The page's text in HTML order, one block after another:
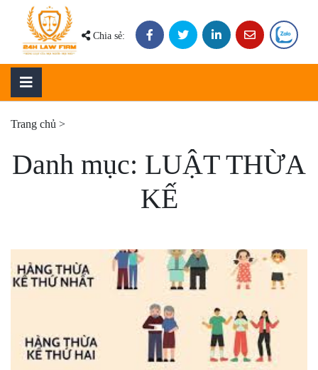
content
Chia sẻ:
Trang chủ >
Danh mục: LUẬT THỪA
KẾ